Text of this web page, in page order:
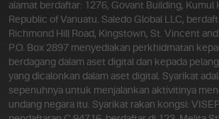
alamat berdaftar: 1276, Govant Building, Kumul
Republic of Vanuatu. Saledo Global LLC,
Richmond Hill Road, Kingstown, St. Vincent
P.O. Box 2897 menyediakan perkhidmatan
berdagang dalam aset digital dan kepada
yang dicalonkan dalam aset digital. Syarikat
sepenuhnya untuk menjalankan aktivitinya
undang negara itu. Syarikat rakan kongsi: